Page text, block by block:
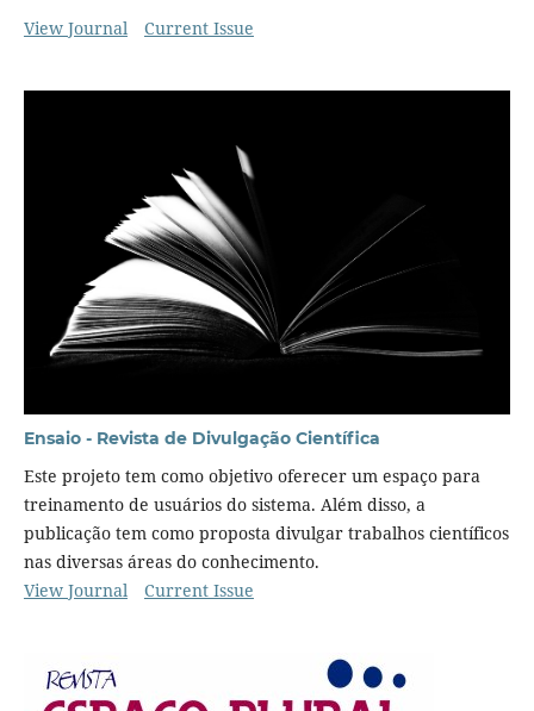
View Journal
Current Issue
Ensaio - Revista de Divulgação Científica
Este projeto tem como objetivo oferecer um espaço para
treinamento de usuários do sistema. Além disso, a
publicação tem como proposta divulgar trabalhos científicos
nas diversas áreas do conhecimento.
View Journal
Current Issue